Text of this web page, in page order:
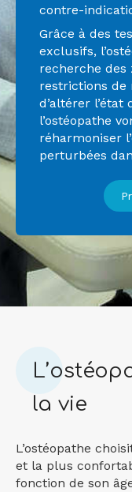
contre-
Grâce à des
exclusifs,
recherche des
restrictions de
d’altérer l’état
l’ostéopathe
réharmoniser
perturbées
la vie
L’ostéopathe
et la plus
fonction de son